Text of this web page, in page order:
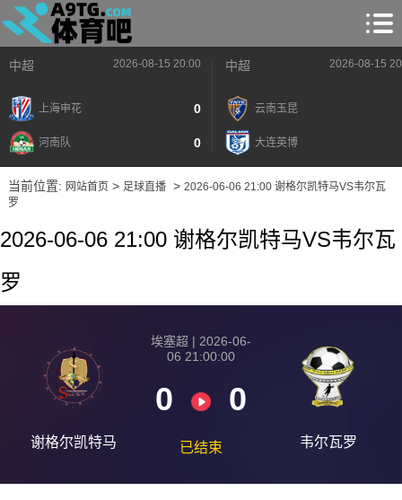
中超 2026-08-15 20:00
上海申花 0
河南队 0
中超 2026-08-15
云南玉昆
大连英博
当前位置: 网站首页> 足球直播> 2026-06-06 21:00 谢格尔凯特马VS韦尔瓦
罗
2026-06-06 21:00 谢格尔凯特马VS韦尔瓦
罗
谢格尔凯特马
埃塞超 | 2026-06-
06 21:00:00
0 0
已结束 韦尔瓦罗